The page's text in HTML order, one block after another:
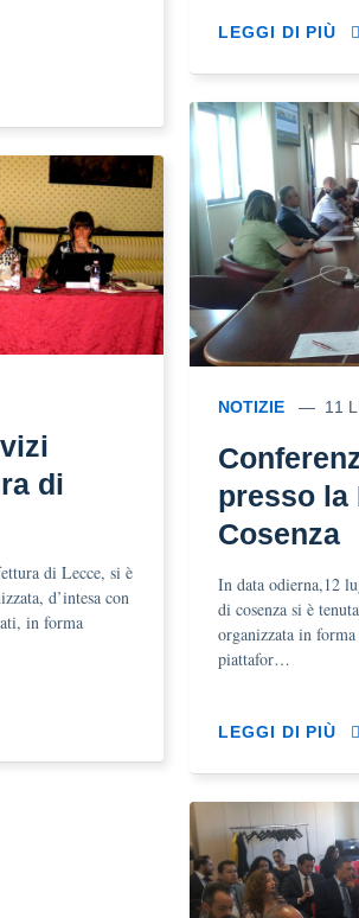
di
di Lecce, si è
d’intesa con
in forma
LEGGI DI PIÙ
NOTIZIE 11
presso la
Cosenza
In data odierna,12
di cosenza si è
organizzata in
piattafor…
LEGGI DI PIÙ